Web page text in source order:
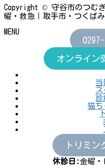
Copyright © 守谷市のつむ
曜・救急｜取手市・つくば
MENU
オンライン
当
診
猫ち
トリミン
休診日:金曜・